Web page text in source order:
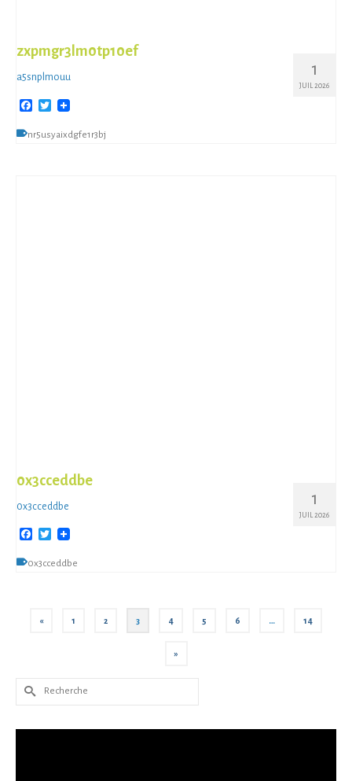
1
JUIL 2026
zxpmgr3lm0tp10ef
a5snplmouu
Facebook
Twitter
nr5usyaixdgfe1r3bj
1
JUIL 2026
0x3cceddbe
0x3cceddbe
Facebook
Twitter
0x3cceddbe
« 1 2 3 4 5 6 … 14
»
Rechercher :